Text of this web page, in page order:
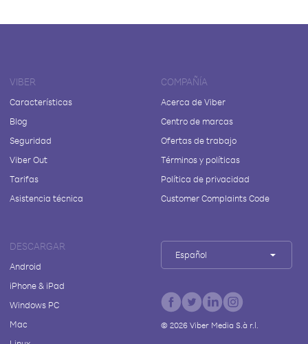
VIBER
Características
Blog
Seguridad
Viber Out
Tarifas
Asistencia técnica
COMPAÑÍA
Acerca de Viber
Centro de marcas
Ofertas de trabajo
Términos y políticas
Política de privacidad
Customer Complaints Code
DESCARGAR
Android
iPhone & iPad
Windows PC
Mac
Español
© 2026Viber Media S.à r.l.